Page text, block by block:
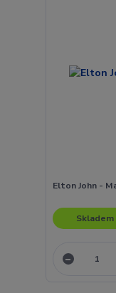
Elton John -
Skladem